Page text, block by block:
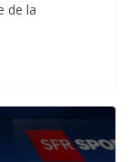
de la